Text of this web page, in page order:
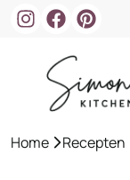
Home »Recepten